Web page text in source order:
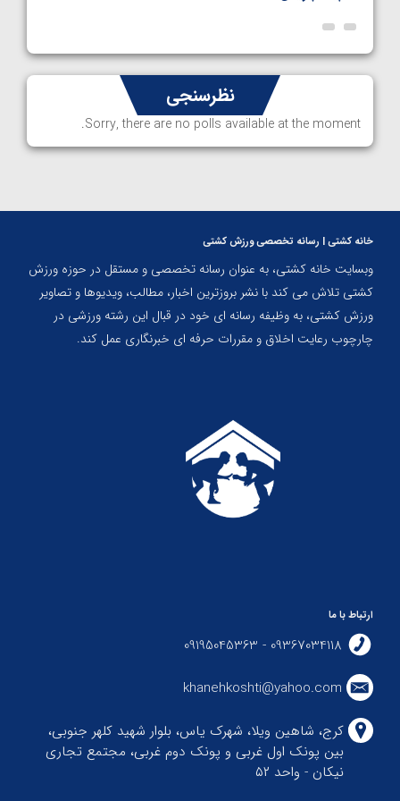
نظرسنجی
Sorry, there are no polls available at the moment.
خانه کشتی | رسانه تخصصی ورزش کشتی
وبسایت خانه کشتی، به عنوان رسانه تخصصی و مستقل در حوزه ورزش
کشتی تلاش می کند با نشر بروزترین اخبار، مطالب، ویدیوها و تصاویر
ورزش کشتی، به وظیفه رسانه ای خود در قبال این رشته ورزشی در
چارچوب رعایت اخلاق و مقررات حرفه ای خبرنگاری عمل کند.
ارتباط با ما
09367034118 - 09195045363
khanehkoshti@yahoo.com
کرج، شاهین ویلا، شهرک یاس، بلوار شهید کلهر جنوبی،
بین پونک اول غربی و پونک دوم غربی، مجتمع تجاری
نیکان - واحد ۵۲